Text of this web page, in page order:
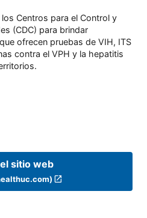
Centros para el Control y
(CDC) para brindar
ofrecen pruebas de VIH, ITS
contra el VPH y la hepatitis
sitio web